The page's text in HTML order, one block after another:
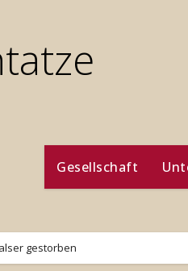
Gesellschaft
gestorben